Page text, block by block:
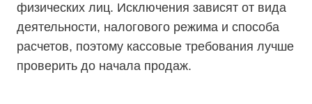
физических лиц. Исключения зависят от вида
деятельности, налогового режима и способа
расчетов, поэтому кассовые требования лучше
проверить до начала продаж.